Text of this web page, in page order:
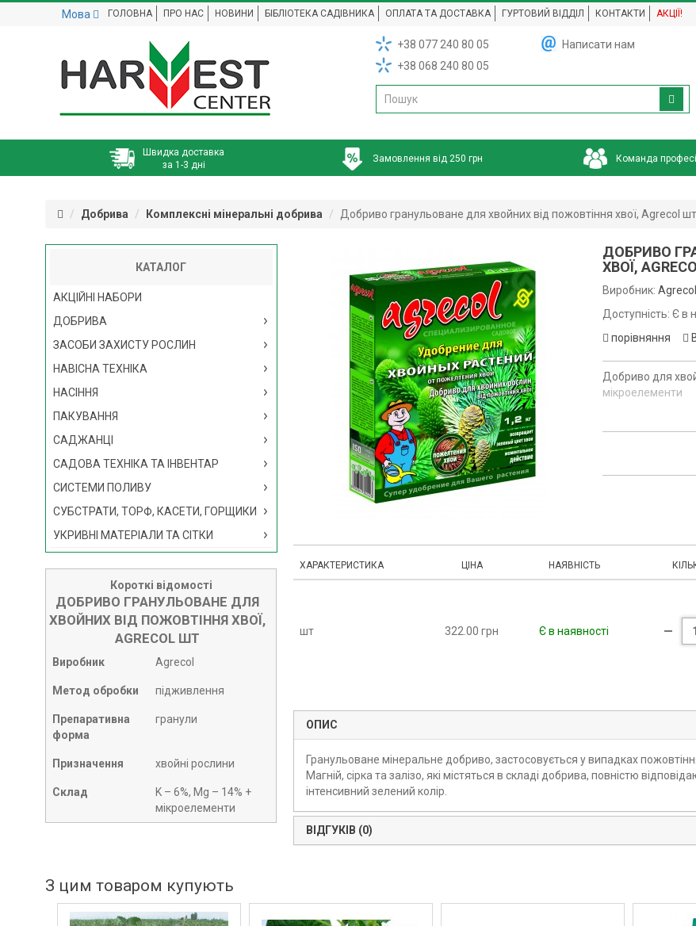
Мова ГОЛОВНА ПРО НАС НОВИНИ БІБЛІОТЕКА САДІВНИКА ОПЛАТА ТА ДОСТАВКА ГУРТОВИЙ ВІДДІЛ КОНТАКТИ АКЦІЇ!
+38 077 240 80 05
+38 068 240 80 05
Написати нам
Швидка доставка
за 1-3 дні
Замовлення від 250 грн Команда
Добрива Комплексні мінеральні добрива Добриво гранульоване для хвойних від пожовтіння хвої, Agrecol шт
КАТАЛОГ
АКЦІЙНІ НАБОРИ
ДОБРИВА
ЗАСОБИ ЗАХИСТУ РОСЛИН
НАВІСНА ТЕХНІКА
НАСІННЯ
ПАКУВАННЯ
САДЖАНЦІ
САДОВА ТЕХНІКА ТА ІНВЕНТАР
СИСТЕМИ ПОЛИВУ
СУБСТРАТИ, ТОРФ, КАСЕТИ, ГОРЩИКИ
УКРИВНІ МАТЕРІАЛИ ТА СІТКИ
Короткі відомості
ДОБРИВО ГРАНУЛЬОВАНЕ ДЛЯ
ХВОЙНИХ ВІД ПОЖОВТІННЯ ХВОЇ,
AGRECOL ШТ
Виробник Agrecol
Метод обробки підживлення
Препаративна
форма
гранули
Призначення хвойні рослини
Склад
K – 6%, Mg – 14% +
мікроелементи
ДОБРИВО
ХВОЇ,
Виробник:Agrecol
Доступність: Є в
порівняння
Добриво для
мікроелементи
ХАРАКТЕРИСТИКА ЦІНА НАЯВНІСТЬ
шт 322.00 грн Є в наявності
ОПИС
Гранульоване мінеральне добриво, застосовується у випадках
Магній, сірка та залізо, які містяться в складі добрива, повністю
інтенсивний зелений колір.
ВІДГУКІВ (0)
З цим товаром купують